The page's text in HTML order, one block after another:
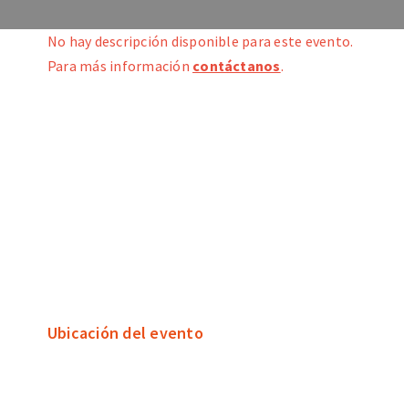
No hay descripción disponible para este evento.
Para más información contáctanos.
Ubicación del evento